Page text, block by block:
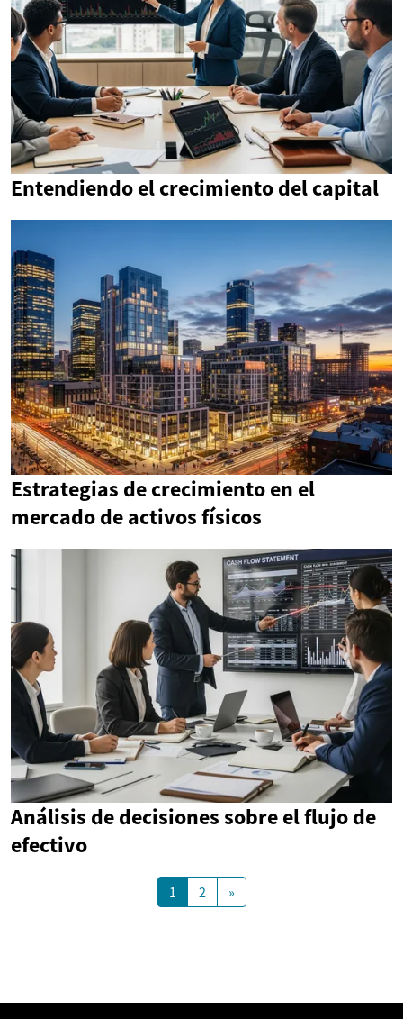
Entendiendo el crecimiento del capital
Estrategias de crecimiento en el
mercado de activos físicos
Análisis de decisiones sobre el flujo de
efectivo
1 2 »